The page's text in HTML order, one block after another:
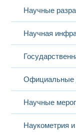
Научные
Научная
Официальные
Научные
Наукометрия